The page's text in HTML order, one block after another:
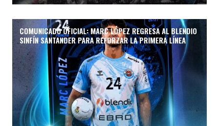
COMUNICADO OFICIAL: MARC LÓPEZ REGRESA AL BLENDIO
SINFÍN SANTANDER PARA REFORZAR LA PRIMERA LÍNEA